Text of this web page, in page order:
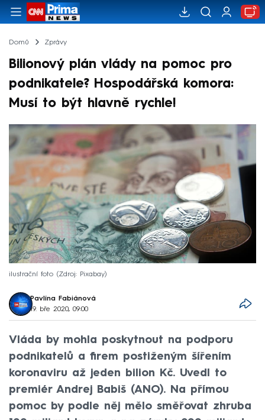
Domů Zprávy
Bilionový plán vlády na pomoc pro
podnikatele? Hospodářská komora:
Musí to být hlavně rychle!
ilustrační foto Zdroj: Pixabay
Pavlína Fabiánová
19. bře 2020, 09:00
Vláda by mohla poskytnout na podporu
podnikatelů a firem postiženým šířením
koronaviru až jeden bilion Kč. Uvedl to
premiér Andrej Babiš (ANO). Na přímou
pomoc by podle něj mělo směřovat zhruba